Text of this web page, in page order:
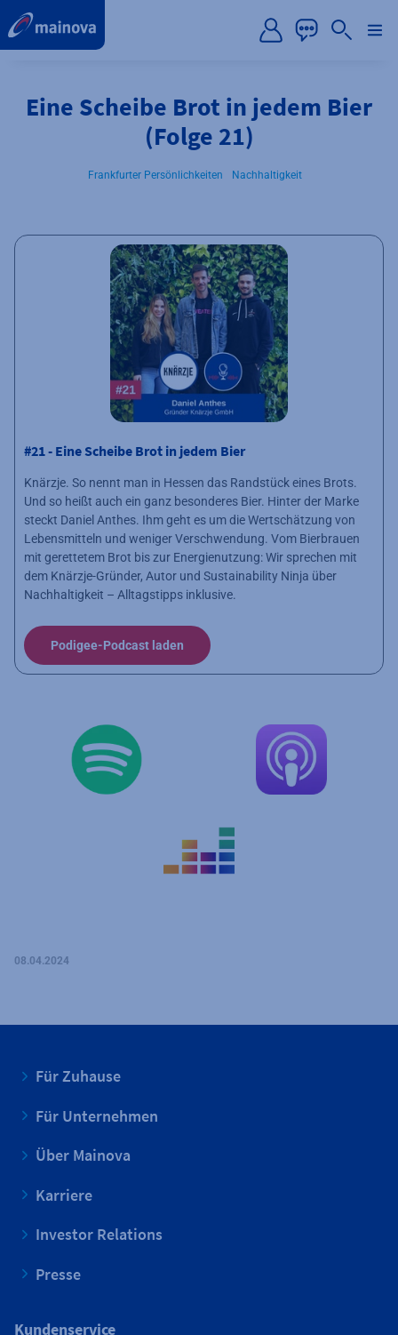
Eine Scheibe Brot in jedem Bier
(Folge 21)
Frankfurter Persönlichkeiten Nachhaltigkeit
#21 - Eine Scheibe Brot in jedem Bier
Knärzje. So nennt man in Hessen das Randstück eines Brots.
Und so heißt auch ein ganz besonderes Bier. Hinter der Marke
steckt Daniel Anthes. Ihm geht es um die Wertschätzung von
Lebensmitteln und weniger Verschwendung. Vom Bierbrauen
mit gerettetem Brot bis zur Energienutzung: Wir sprechen mit
dem Knärzje-Gründer, Autor und Sustainability Ninja über
Nachhaltigkeit – Alltagstipps inklusive.
Podigee-Podcast laden
08.04.2024
Für Zuhause
Für Unternehmen
Über Mainova
Karriere
Investor Relations
Presse
Kundenservice